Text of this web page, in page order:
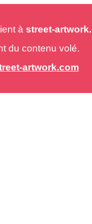
à street-
du contenu volé.
artwork.com